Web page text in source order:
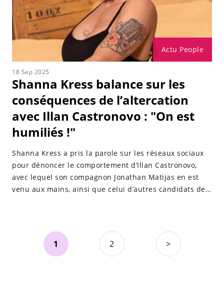
Actu People
18 Sep 2025
Shanna Kress balance sur les
conséquences de l’altercation
avec Illan Castronovo : "On est
humiliés !"
Shanna Kress a pris la parole sur les réseaux sociaux
pour dénoncer le comportement d’Illan Castronovo,
avec lequel son compagnon Jonathan Matijas en est
venu aux mains, ainsi que celui d’autres candidats de
1 2 >